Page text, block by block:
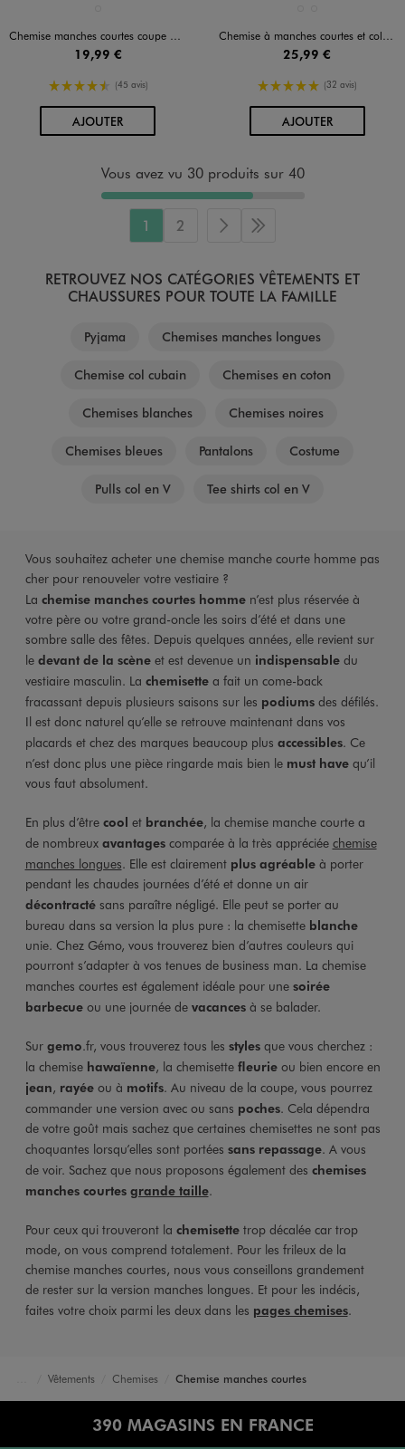
Chemise manches courtes coupe droite à micro-motifs homme
19,99 €
4.5/5 de moyenne
(45 avis)
AJOUTERAU PANIER
Chemise à manches courtes et col cubain en coton gaufré homme
25,99 €
5/5 de moyenne
(32 avis)
AJOUTERAU PANIER
Vous avez vu 30 produits sur 40
1 2 Page suivante
Dernière page
RETROUVEZ NOS CATÉGORIES VÊTEMENTS ET
CHAUSSURES POUR TOUTE LA FAMILLE
Pyjama Chemises manches longues
Chemise col cubain Chemises en coton
Chemises blanches Chemises noires
Chemises bleues Pantalons Costume
Pulls col en V Tee shirts col en V
Vous souhaitez acheter une chemise manche courte homme pas
cher pour renouveler votre vestiaire ?
La chemise manches courtes hommen’est plus réservée à
votre père ou votre grand-oncle les soirs d’été et dans une
sombre salle des fêtes. Depuis quelques années, elle revient sur
le devant de la scèneet est devenue un indispensable du
vestiaire masculin. La chemisette a fait un come-back
fracassant depuis plusieurs saisons sur les podiums des défilés.
Il est donc naturel qu’elle se retrouve maintenant dans vos
placards et chez des marques beaucoup plus accessibles. Ce
n’est donc plus une pièce ringarde mais bien le must havequ’il
vous faut absolument.
En plus d’être cool et branchée, la chemise manche courte a
de nombreux avantages comparée à la très appréciée chemise
manches longues. Elle est clairementplus agréableà porter
pendant les chaudes journées d’été et donne un air
décontracté sans paraître négligé. Elle peut se porter au
bureau dans sa version la plus pure : la chemisette blanche
unie. Chez Gémo, vous trouverez bien d’autres couleurs qui
pourront s’adapter à vos tenues de business man. La chemise
manches courtes est également idéale pour une soirée
barbecueou une journée de vacances à se balader.
Sur gemo.fr, vous trouverez tous les styles que vous cherchez :
la chemise hawaïenne, la chemisette fleurie ou bien encore en
jean, rayée ou à motifs. Au niveau de la coupe, vous pourrez
commander une version avec ou sans poches. Cela dépendra
de votre goût mais sachez que certaines chemisettes ne sont pas
choquantes lorsqu’elles sont portées sans repassage. A vous
de voir. Sachez que nous proposons également des chemises
manches courtes grande taille.
Pour ceux qui trouveront la chemisette trop décalée car trop
mode, on vous comprend totalement. Pour les frileux de la
chemise manches courtes, nous vous conseillons grandement
de rester sur la version manches longues. Et pour les indécis,
faites votre choix parmi les deux dans les pages chemises.
Vêtements Chemises Chemise manches courtes
390 MAGASINS EN FRANCE